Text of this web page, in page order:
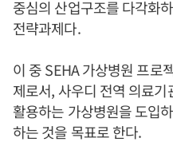
중심의 산업구조를 다각화
전략과제다.
이 중 SEHA 가상병원 프로
제로서, 사우디 전역 의료
활용하는 가상병원을 도입
하는 것을 목표로 한다.